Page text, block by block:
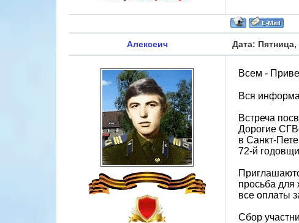
Алексеич Дата:
Всем -
Вся
Встреча
Дорогие
в Санкт-
72-й
просьба для
все оплаты
Сбор